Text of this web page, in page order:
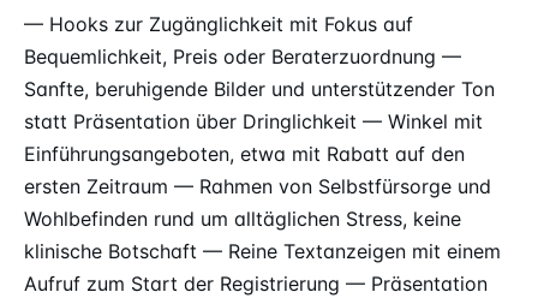
— Hooks zur Zugänglichkeit mit Fokus auf
Bequemlichkeit, Preis oder Beraterzuordnung —
Sanfte, beruhigende Bilder und unterstützender Ton
statt Präsentation über Dringlichkeit — Winkel mit
Einführungsangeboten, etwa mit Rabatt auf den
ersten Zeitraum — Rahmen von Selbstfürsorge und
Wohlbefinden rund um alltäglichen Stress, keine
klinische Botschaft — Reine Textanzeigen mit einem
Aufruf zum Start der Registrierung — Präsentation